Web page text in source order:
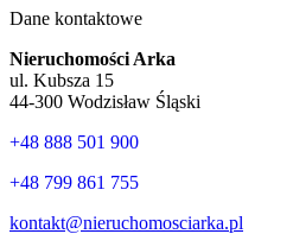
Dane kontaktowe
Nieruchomości Arka
ul. Kubsza 15
44-300 Wodzisław Śląski
+48 888 501 900
+48 799 861 755
kontakt@nieruchomosciarka.pl